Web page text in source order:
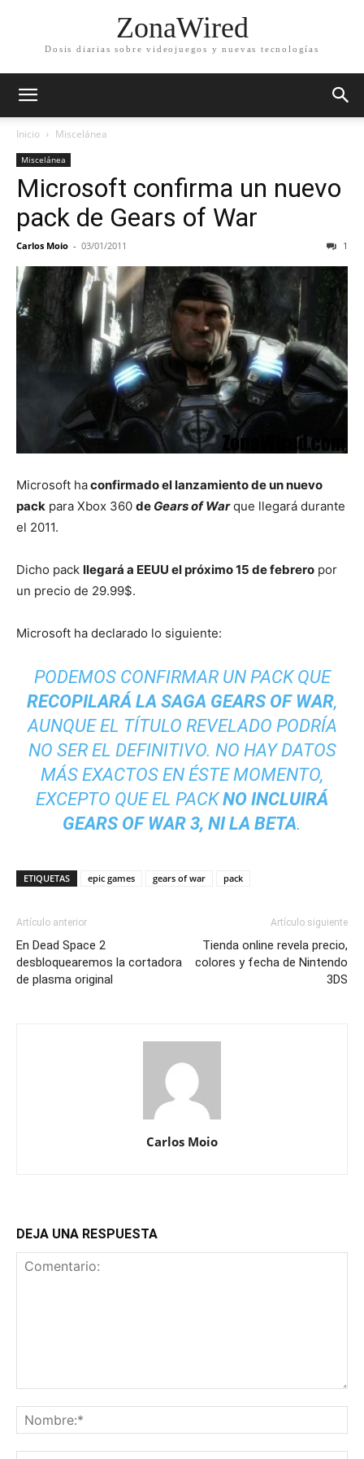
ZonaWired
Dosis diarias sobre videojuegos y nuevas tecnologías
Inicio Miscelánea
Miscelánea
Microsoft confirma un nuevo
pack de Gears of War
Carlos Moio - 03/01/2011 1
Microsoft haconfirmado el lanzamiento de un nuevo
pack para Xbox 360 de Gears of Warque llegará durante
el 2011.
Dicho pack llegará a EEUU el próximo 15 de febrero por
un precio de 29.99$.
Microsoft ha declarado lo siguiente:
PODEMOS CONFIRMAR UN PACK QUE
RECOPILARÁ LA SAGA GEARS OF WAR,
AUNQUE EL TÍTULO REVELADO PODRÍA
NO SER EL DEFINITIVO. NO HAY DATOS
MÁS EXACTOS EN ÉSTE MOMENTO,
EXCEPTO QUE EL PACKNO INCLUIRÁ
GEARS OF WAR 3, NI LA BETA.
ETIQUETAS epic games gears of war pack
Artículo anterior
En Dead Space 2
desbloquearemos la cortadora
de plasma original
Artículo siguiente
Tienda online revela precio,
colores y fecha de Nintendo
3DS
Carlos Moio
DEJA UNA RESPUESTA